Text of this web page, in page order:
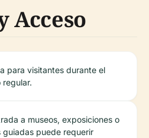
Acceso
para visitantes durante el
regular.
a museos, exposiciones o
guiadas puede requerir